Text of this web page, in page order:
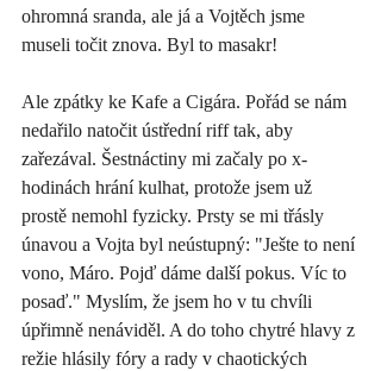
ohromná sranda, ale já a Vojtěch jsme
museli točit znova. Byl to masakr!
Ale zpátky ke Kafe a Cigára. Pořád se nám
nedařilo natočit ústřední riff tak, aby
zařezával. Šestnáctiny mi začaly po x-
hodinách hrání kulhat, protože jsem už
prostě nemohl fyzicky. Prsty se mi třásly
únavou a Vojta byl neústupný: "Ješte to není
vono, Máro. Pojď dáme další pokus. Víc to
posaď." Myslím, že jsem ho v tu chvíli
úpřimně nenáviděl. A do toho chytré hlavy z
režie hlásily fóry a rady v chaotických